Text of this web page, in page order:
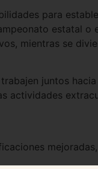
para
estatal
mientras se
juntos
actividades